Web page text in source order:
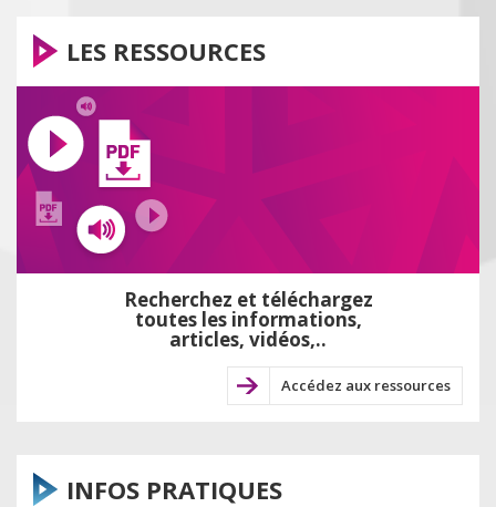
LES RESSOURCES
Recherchez et téléchargez
toutes les informations,
articles, vidéos,..
Accédez aux ressources
INFOS PRATIQUES